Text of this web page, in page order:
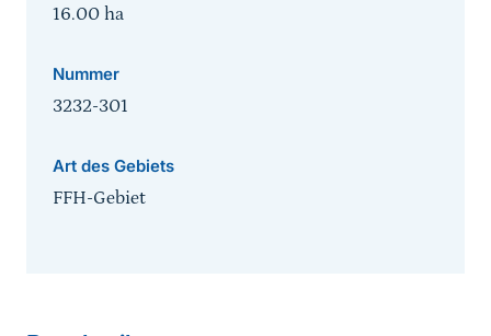
16.00 ha
Nummer
3232-301
Art des Gebiets
FFH-Gebiet